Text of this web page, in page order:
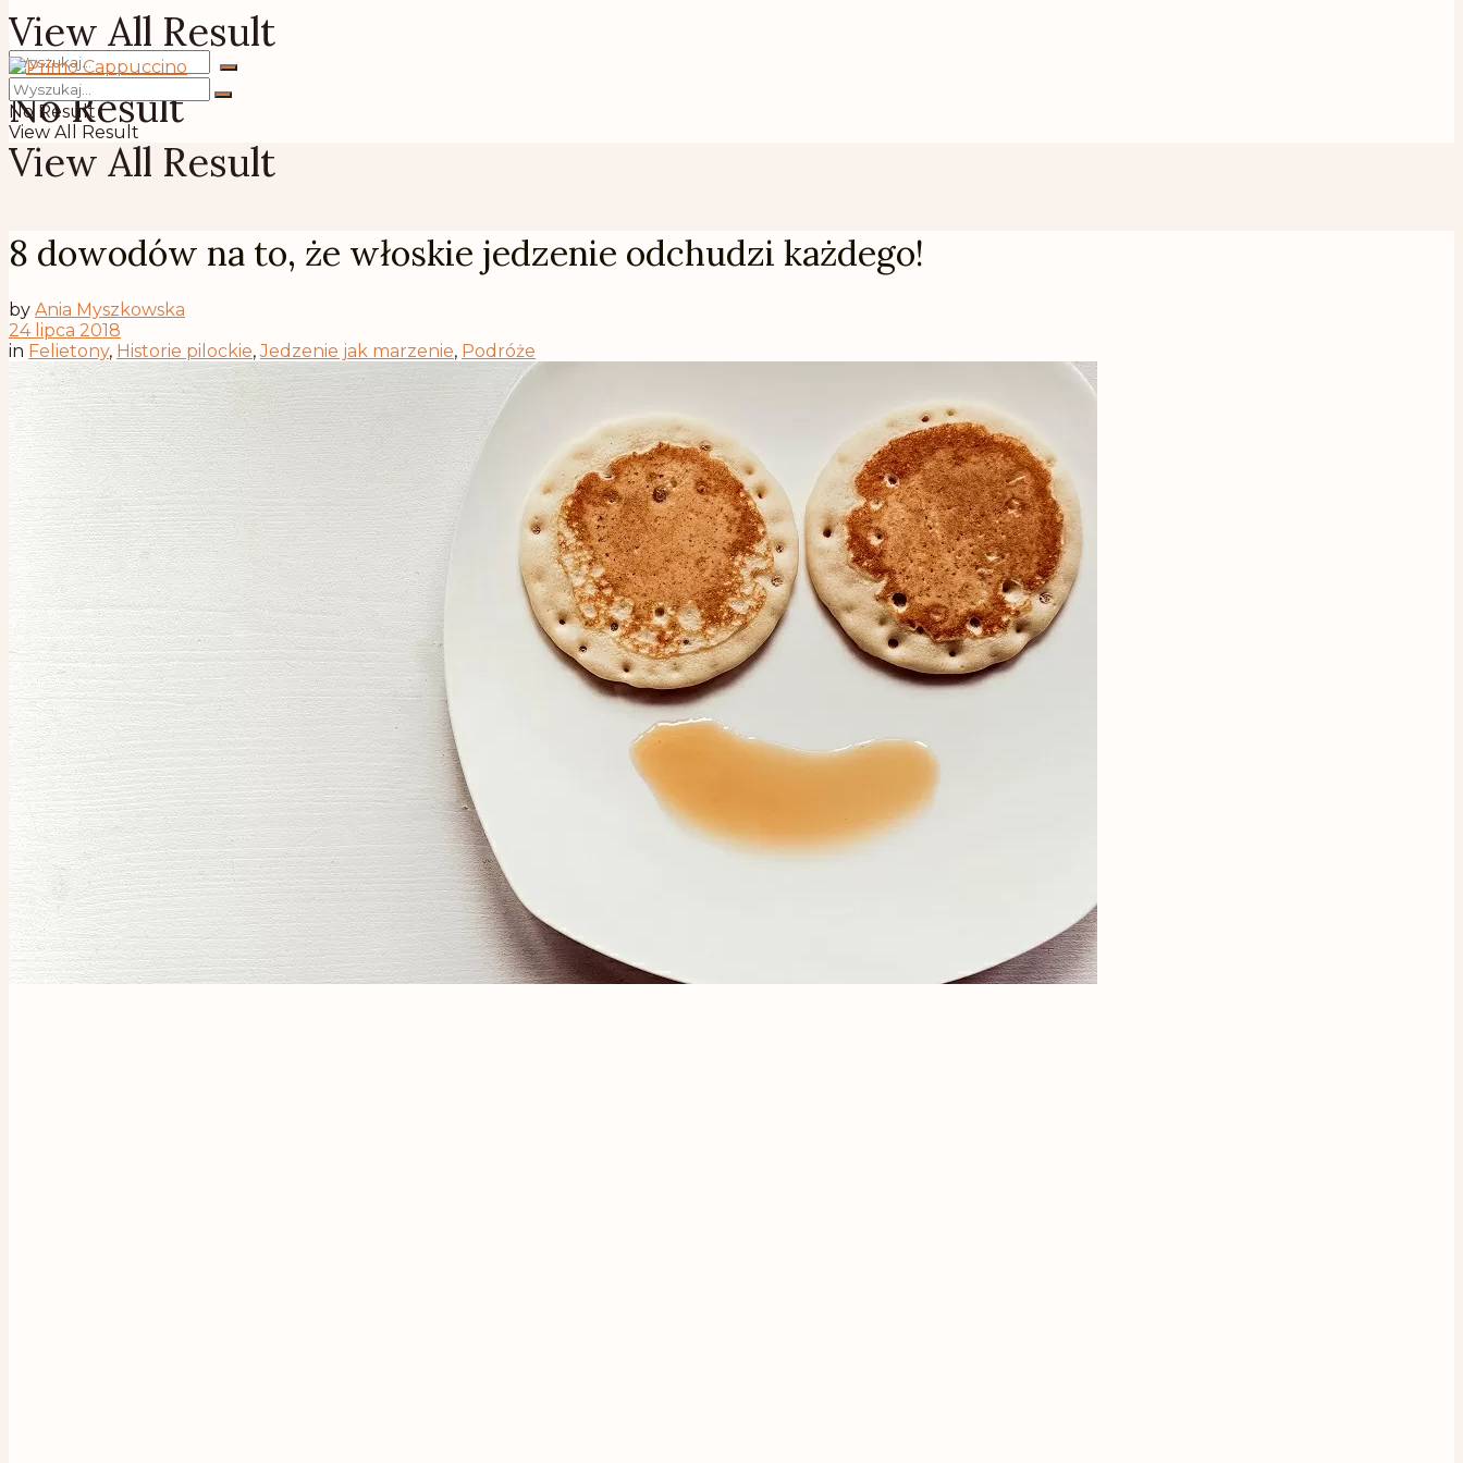
No Result
View All Result
View All Result
No Result
View All Result
8 dowodów na to, że włoskie jedzenie odchudzi każdego!
by Ania Myszkowska
24 lipca 2018
in Felietony, Historie pilockie,Jedzenie jak marzenie, Podróże